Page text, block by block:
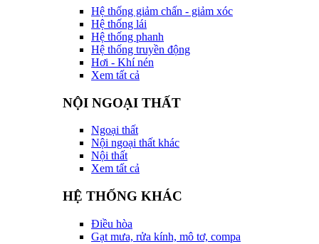
Hệ thống giảm chấn - giảm xóc
Hệ thống lái
Hệ thống phanh
Hệ thống truyền động
Hơi - Khí nén
Xem tất cả
NỘI NGOẠI THẤT
Ngoại thất
Nội ngoại thất khác
Nội thất
Xem tất cả
HỆ THỐNG KHÁC
Điều hòa
Gạt mưa, rửa kính, mô tơ, compa